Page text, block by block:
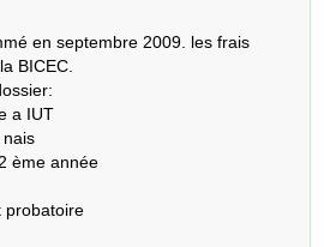
en septembre 2009. les frais
BICEC.
a IUT
ème année
probatoire